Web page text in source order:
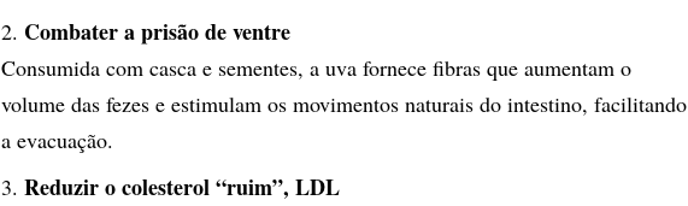
Combater a prisão de ventre
Consumida com casca e sementes, a uva fornece fibras que aumentam o
volume das fezes e estimulam os movimentos naturais do intestino, facilitando
a evacuação.
Reduzir o colesterol “ruim”, LDL